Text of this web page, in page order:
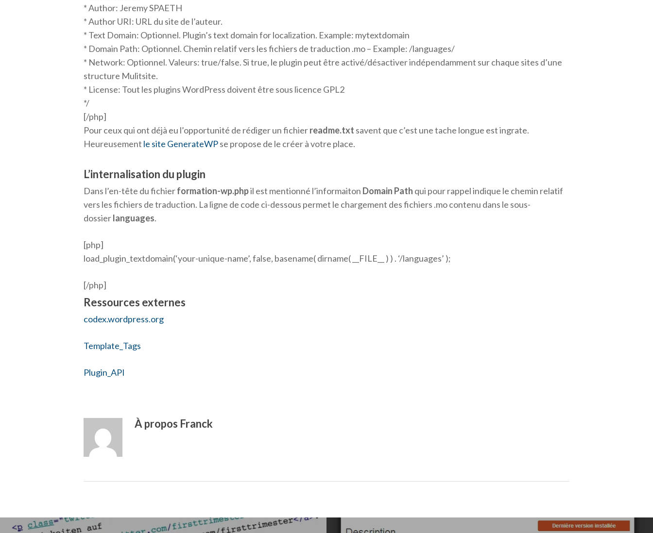
* Author: Jeremy SPAETH
* Author URI: URL du site de l’auteur.
* Text Domain: Optionnel. Plugin’s text domain for localization. Example: mytextdomain
* Domain Path: Optionnel. Chemin relatif vers les fichiers de traduction .mo – Example: /languages/
* Network: Optionnel. Valeurs: true/false. Si true, le plugin peut être activé/désactiver indépendamment sur chaque sites d’une
structure Mulitsite.
* License: Tout les plugins WordPress doivent être sous licence GPL2
*/
[/php]
Pour ceux qui ont déjà eu l’opportunité de rédiger un fichierreadme.txt savent que c’est une tache longue est ingrate.
Heureusement le site GenerateWPse propose de le créer à votre place.
L’internalisation du plugin
Dans l’en-tête du fichierformation-wp.phpil est mentionné l’informaiton Domain Path qui pour rappel indique le chemin relatif
vers les fichiers de traduction. La ligne de code ci-dessous permet le chargement des fichiers .mo contenu dans le sous-
dossierlanguages.
[php]
load_plugin_textdomain(‘your-unique-name’, false, basename( dirname( __FILE__ ) ) . ‘/languages’ );
[/php]
Ressources externes
codex.wordpress.org
Template_Tags
Plugin_API
À propos Franck